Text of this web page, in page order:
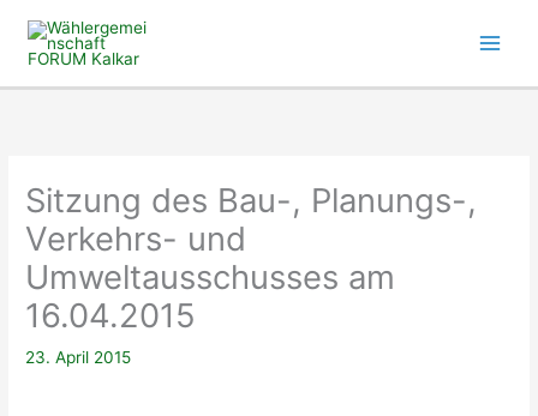
Inhalt
Sitzung des Bau-, Planungs-,
Verkehrs- und
Umweltausschusses am
16.04.2015
23. April 2015